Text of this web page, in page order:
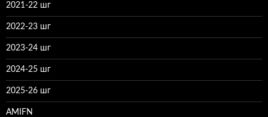
2021-22 шг
2022-23 шг
2023-24 шг
2024-25 шг
2025-26 шг
AMIFN